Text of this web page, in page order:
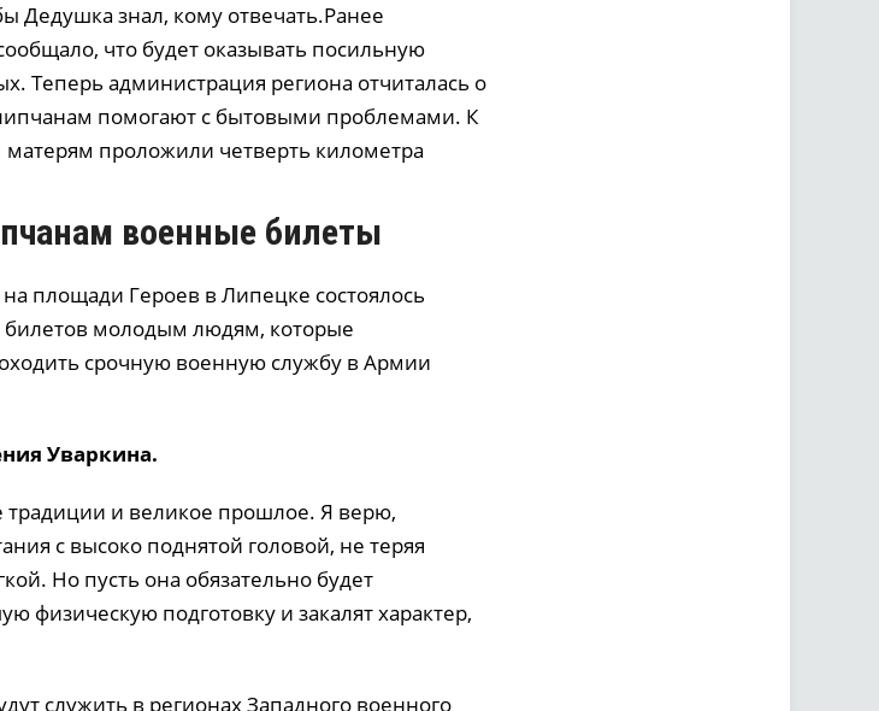
Дедушка знал, кому отвечать.Ранее
что будет оказывать посильную
Теперь администрация региона отчиталась о
помогают с бытовыми проблемами. К
проложили четверть километра
военные билеты
площади Героев в Липецке состоялось
молодым людям, которые
срочную военную службу в Армии
Уваркина.
и великое прошлое. Я верю,
с высоко поднятой головой, не теряя
Но пусть она обязательно будет
физическую подготовку и закалят характер,
служить в регионах Западного военного